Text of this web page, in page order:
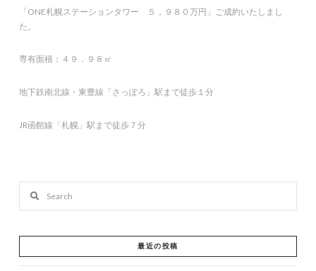
「ONE札幌ステーションタワー ５，９８０万円」ご成約いたしまし
た。
専有面積：４９．９８㎡
地下鉄南北線・東豊線「さっぽろ」駅まで徒歩１分
JR函館線「札幌」駅まで徒歩７分
最近の投稿